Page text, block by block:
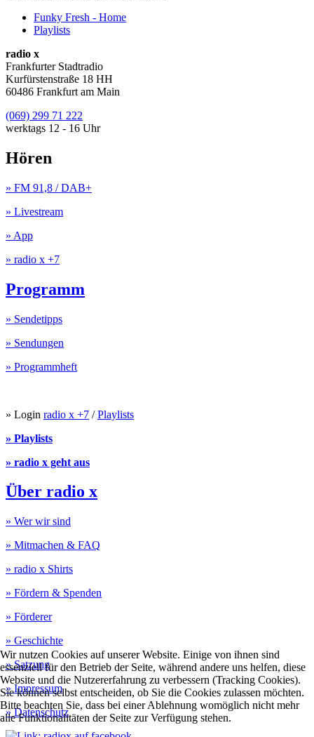
Funky Fresh - Home
Playlists
radio x
Frankfurter Stadtradio
Kurfürstenstraße 18 HH
60486 Frankfurt am Main
(069) 299 71 222
werktags 12 - 16 Uhr
Hören
» FM 91,8 / DAB+
» Livestream
» App
» radio x +7
Programm
» Sendetipps
» Sendungen
» Programmheft
» Login radio x +7 /Playlists
» Playlists
» radio x geht aus
Über radio x
» Wer wir sind
» Mitmachen & FAQ
» radio x Shirts
» Fördern & Spenden
» Förderer
» Geschichte
» Satzung
» Impressum
» Datenschutz
Wir nutzen Cookies auf unserer Website. Einige von ihnen sind
essenziell für den Betrieb der Seite, während andere uns helfen, diese
Website und die Nutzererfahrung zu verbessern (Tracking Cookies).
Sie können selbst entscheiden, ob Sie die Cookies zulassen möchten.
Bitte beachten Sie, dass bei einer Ablehnung womöglich nicht mehr
alle Funktionalitäten der Seite zur Verfügung stehen.